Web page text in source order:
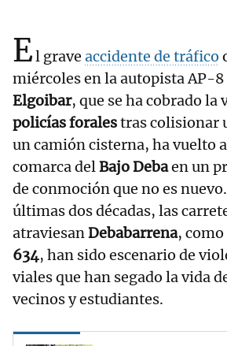
El grave accidente de tráfico
miércoles en la autopista AP-8
Elgoibar, que se ha cobrado la
policías foralestras colisionar
un camión cisterna, ha vuelto
comarca delBajo Debaen un
de conmoción que no es
últimas dos décadas, las
atraviesanDebabarrena,
634, han sido escenario de
viales que han segado la vida
vecinos y estudiantes.